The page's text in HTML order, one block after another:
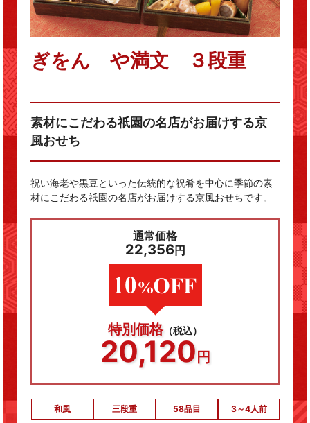
ぎをん や満文 ３段重
素材にこだわる祇園の名店がお届けする京
風おせち
祝い海老や黒豆といった伝統的な祝肴を中心に季節の素
材にこだわる祇園の名店がお届けする京風おせちです。
通常価格
22,356円
特別価格（税込）
20,120 円
和風 三段重 58品目 3～4人前